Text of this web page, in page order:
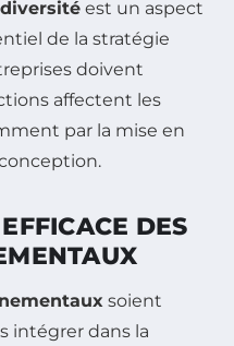
est un aspect
de la stratégie
doivent
affectent les
par la mise en
DES
soient
intégrer dans la